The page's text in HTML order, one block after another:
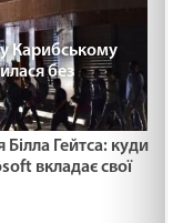
- тобі? Лк 18:18-
файно
Карибському
без
Білла Гейтса: куди
вкладає свої